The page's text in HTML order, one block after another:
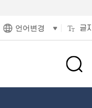
언어변경 글
검
창